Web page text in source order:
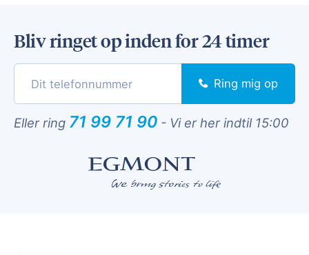
Bliv ringet op inden for 24 timer
Ring mig op
Eller ring 71 99 71 90 - Vi er her indtil 15:00